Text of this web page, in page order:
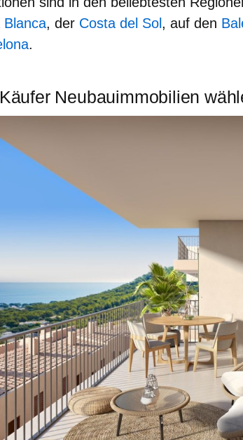
Blanca, der Costa del Sol , auf den
.
Neubauimmobilien